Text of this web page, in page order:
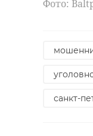
Фото:
санкт-
кладбище